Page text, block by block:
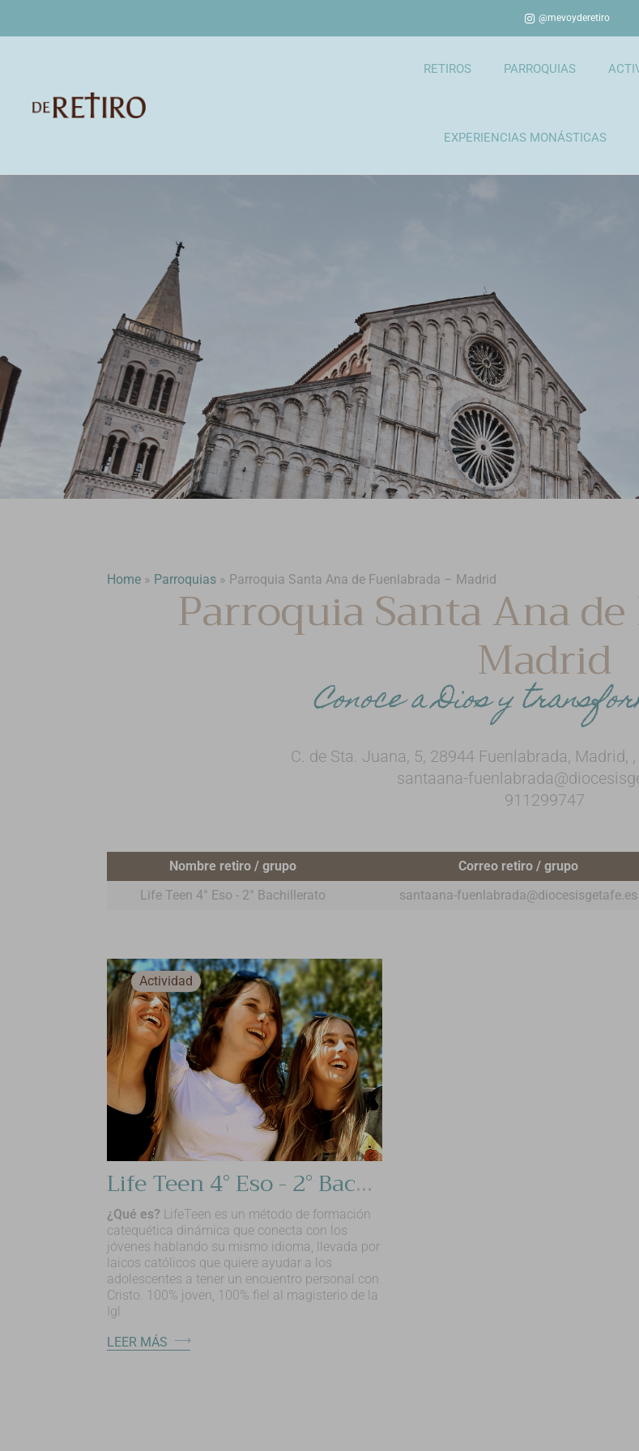
@mevoyderetiro
RETIROS PARROQUIAS
EXPERIENCIAS MONÁSTICAS
Home » Parroquias » Parroquia Santa Ana de Fuenlabrada – Madrid
Parroquia Santa Ana
Madrid
Conoce a Dios y
C. de Sta. Juana, 5, 28944 Fuenlabrada, Madrid,
santaana-
911299747
Nombre retiro / grupo Correo retiro / grupo
Life Teen 4° Eso - 2° Bachillerato
santaana-fuenlabrada@diocesisgetafe.es
Actividad
Life Teen 4° Eso - 2° Bachillerato
¿Qué es? LifeTeen es un método de formación
catequética dinámica que conecta con los
jóvenes hablando su mismo idioma, llevada por
laicos católicos que quiere ayudar a los
adolescentes a tener un encuentro personal con
Cristo. 100% joven, 100% fiel al magisterio de la
Igl
LEER MÁS